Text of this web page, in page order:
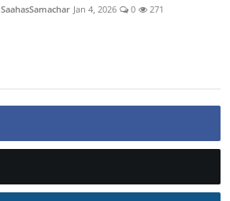
SaahasSamachar Jan 4, 2026 0 271